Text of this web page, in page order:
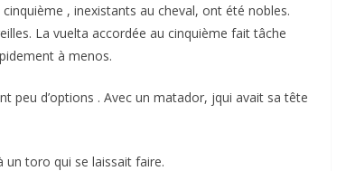
, inexistants au cheval, ont été nobles.
La vuelta accordée au cinquième fait tâche
à menos.
peu d’options . Avec un matador, jqui avait sa tête
un toro qui se laissait faire.